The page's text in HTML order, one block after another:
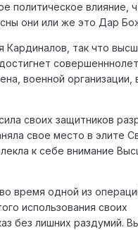
политическое влияние,
они или же это Дар
так что
военной организации,
своих защитников
свое место в элите
к себе внимание
время одной из
использования своих
без лишних раздумий.